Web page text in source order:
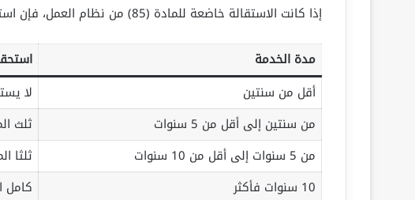
إذا كانت الاستقالة خاضعة للمادة (85) من نظام العمل، فإن استحقاق مكافأة نهاية الخدمة يكون كما يلي:
مدة الخدمة
أقل من سنتين
لا
من سنتين إلى أقل من 5 سنوات
ثلث
من 5 سنوات إلى أقل من 10 سنوات
ثلثا
10 سنوات فأكثر
كامل